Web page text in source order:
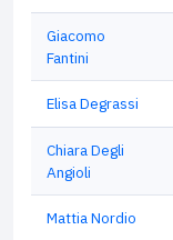
Giacomo
Fantini
Elisa Degrassi
Chiara Degli
Angioli
Mattia Nordio